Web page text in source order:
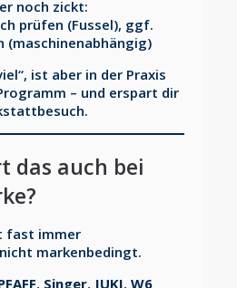
noch zickt:
prüfen (Fussel), ggf.
(maschinenabhängig)
ist aber in der Praxis
– und erspart dir
das auch bei
fast immer
markenbedingt.
, Singer, JUKI, W6